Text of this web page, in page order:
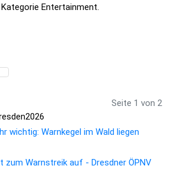
Entertainment.
Seite 1 von 2
wichtig: Warnkegel im Wald liegen
Warnstreik auf - Dresdner ÖPNV